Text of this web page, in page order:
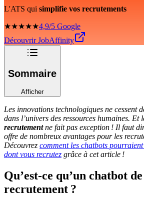
L'ATS qui simplifie vos recrutements
★★★★★4,9/5 Google
Découvrir JobAffinity
Sommaire
Afficher
Les innovations technologiques ne cessent
dans l’univers des ressources humaines. Et
recrutementne fait pas exception ! Il faut
offre de nombreux avantages pour les
Découvrez comment les chatbots
dont vous recrutez grâce à cet article !
Qu’est-ce qu’un chatbot de
recrutement ?